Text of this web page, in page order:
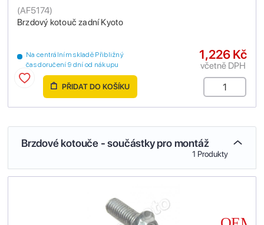
Brzdový kotouč zadní Kyoto
(AF5174)
Na centrálním skladě Přibližný
čas doručení 9 dní od nákupu
1,226 Kč
včetně DPH
PŘIDAT DO KOŠÍKU
Brzdové kotouče - součástky pro montáž
1 Produkty